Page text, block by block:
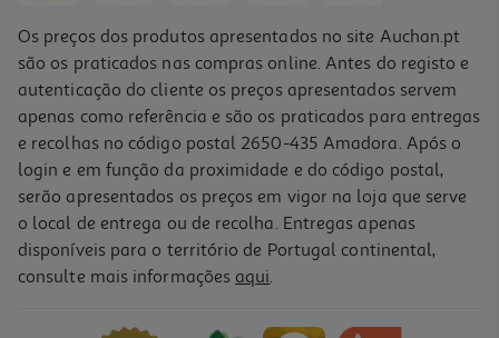
Café Delta Solúvel Creme 80g
Os preços dos produtos apresentados no site Auchan.pt
são os praticados nas compras online. Antes do registo e
autenticação do cliente os preços apresentados servem
apenas como referência e são os praticados para entregas
e recolhas no código postal 2650-435 Amadora. Após o
login e em função da proximidade e do código postal,
serão apresentados os preços em vigor na loja que serve
o local de entrega ou de recolha. Entregas apenas
disponíveis para o território de Portugal continental,
consulte mais informações aqui.